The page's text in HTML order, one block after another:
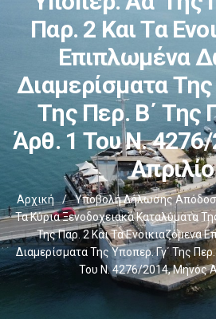
Παρ. 2 Και Τα
Επιπλωμένα
Διαμερίσματα
Της Περ. Β΄ Της
Άρθ. 1 Του Ν.
Αρχική /
Υποβολή Δήλωσης
Τα Κύρια Ξενοδοχειακά Καταλύματα
Της Παρ. 2 Και Τα Ενοικιαζόμενα
Διαμερίσματα Της Υποπερ. Γγ΄ Της
Του Ν. 4276/2014, Μηνός